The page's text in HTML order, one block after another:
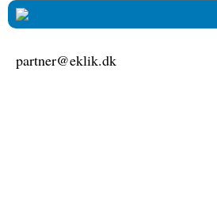
partner@eklik.dk